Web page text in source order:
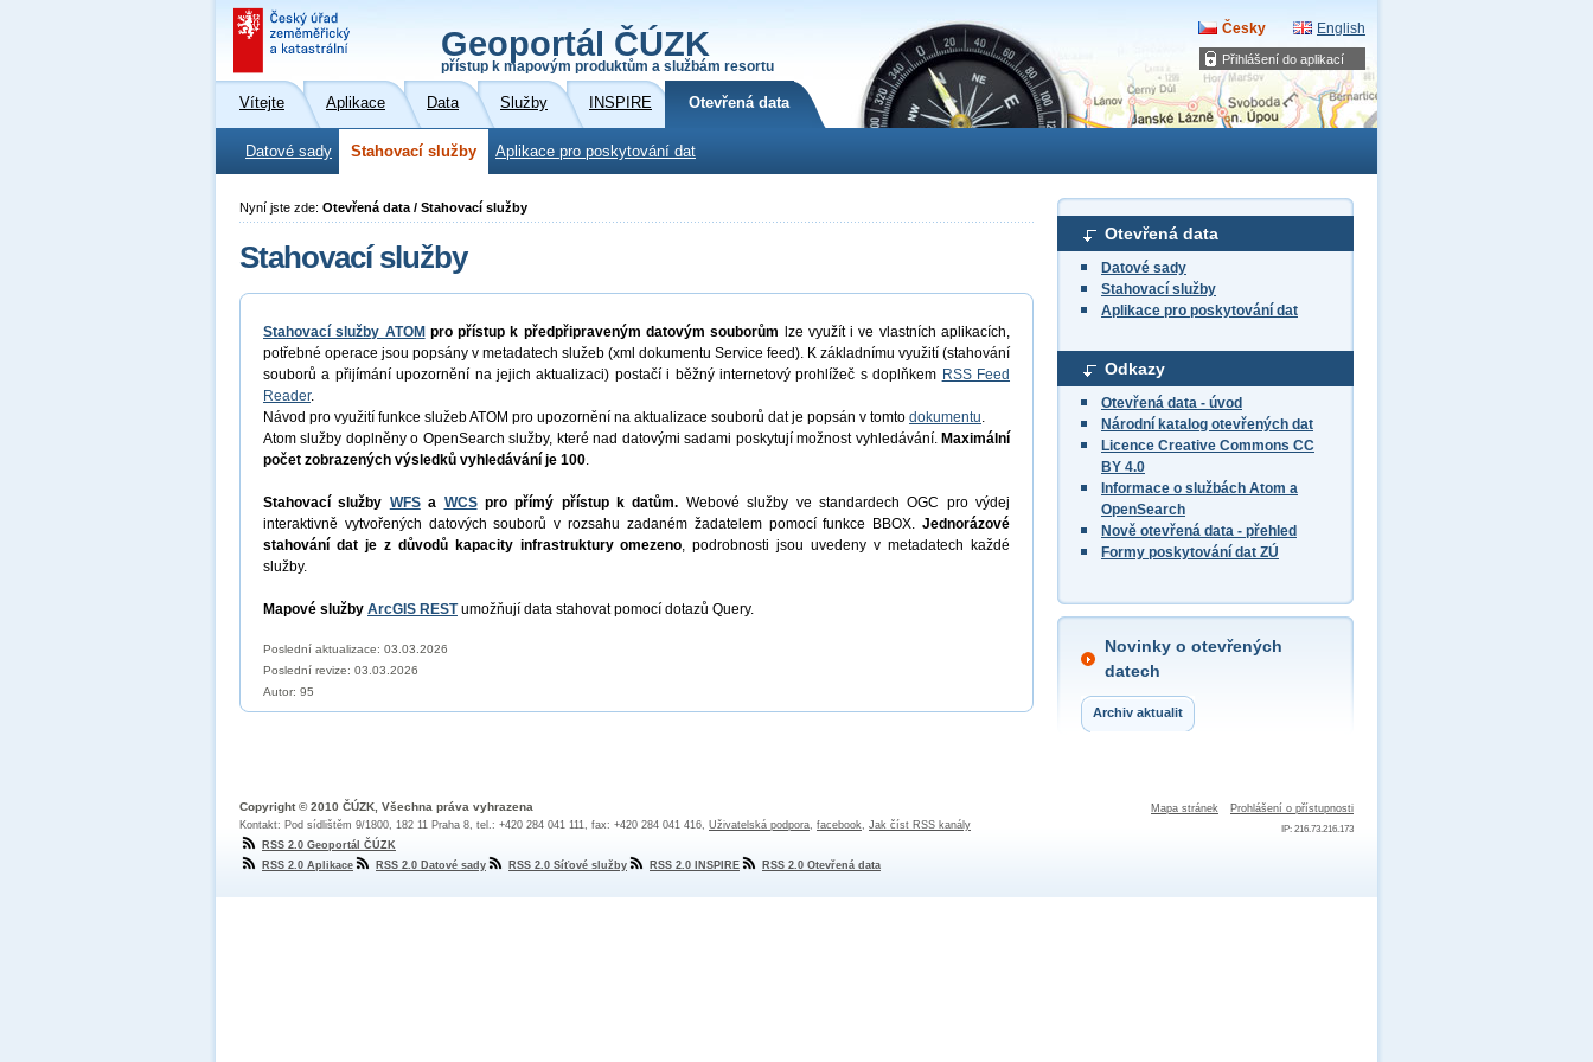
Přihlášení do aplikací
Geoportál ČÚZK
přístup k mapovým produktům a službám resortu
Česky English
Vítejte Aplikace Data Služby INSPIRE Otevřená data
Datové sady Stahovací služby Aplikace pro poskytování dat
Otevřená data
Datové sady
Stahovací služby
Aplikace pro poskytování dat
Odkazy
Otevřená data - úvod
Národní katalog otevřených dat
Licence Creative Commons CC
BY 4.0
Informace o službách Atom a
OpenSearch
Nově otevřená data - přehled
Formy poskytování dat ZÚ
Novinky o otevřených
datech
Archiv aktualit
Nyní jste zde: Otevřená data / Stahovací služby
Stahovací služby
Stahovací služby ATOM pro přístup k předpřipraveným datovým souborům lze využít i ve vlastních aplikacích,
potřebné operace jsou popsány v metadatech služeb (xml dokumentu Service feed). K základnímu využití (stahování
souborů a přijímání upozornění na jejich aktualizaci) postačí i běžný internetový prohlížeč s doplňkem RSS Feed
Reader.
Návod pro využití funkce služeb ATOM pro upozornění na aktualizace souborů dat je popsán v tomto dokumentu.
Atom služby doplněny o OpenSearch služby, které nad datovými sadami poskytují možnost vyhledávání. Maximální
počet zobrazených výsledků vyhledávání je 100.
Stahovací služby WFSa WCSpro přímý přístup k datům. Webové služby ve standardech OGC pro výdej
interaktivně vytvořených datových souborů v rozsahu zadaném žadatelem pomocí funkce BBOX. Jednorázové
stahování dat je z důvodů kapacity infrastruktury omezeno, podrobnosti jsou uvedeny v metadatech každé
služby.
Mapové služby ArcGIS RESTumožňují data stahovat pomocí dotazů Query.
Poslední aktualizace: 03.03.2026
Poslední revize: 03.03.2026
Autor: 95
Mapa stránek Prohlášení o přístupnosti
IP: 216.73.216.173
Copyright © 2010 ČÚZK, Všechna práva vyhrazena
Kontakt: Pod sídlištěm 9/1800, 182 11 Praha 8, tel.: +420 284 041 111, fax: +420 284 041 416, Uživatelská podpora, facebook, Jak číst RSS kanály
RSS 2.0 Geoportál ČÚZK
RSS 2.0 Aplikace
RSS 2.0 Datové sady RSS 2.0 Síťové služby RSS 2.0 INSPIRE RSS 2.0 Otevřená data